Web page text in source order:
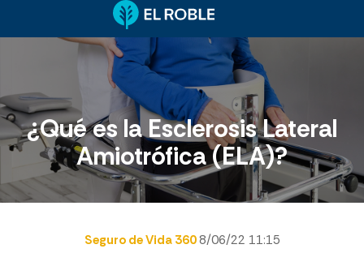
¿Qué es la Esclerosis Lateral
Amiotrófica (ELA)?
Seguro de Vida 3608/06/22 11:15